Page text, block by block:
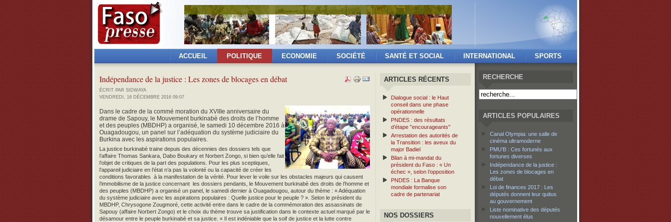
ACCUEIL POLITIQUE ECONOMIE SOCIÉTÉ SANTÉ ET SOCIAL INTERNATIONAL SPORTS
Indépendance de la justice : Les zones de blocages en débat
ÉCRIT PAR SIDWAYA
VENDREDI, 16 DÉCEMBRE 2016 09:07
Dans le cadre de la commé moration du XVIIIe anniversaire du
drame de Sapouy, le Mouvement burkinabè des droits de l’homme
et des peuples (MBDHP) a organisé, le samedi 10 décembre 2016 à
Ouagadougou, un panel sur l’adéquation du système judiciaire du
Burkina avec les aspirations populaires.
La justice burkinabè traine depuis des décennies des dossiers tels que
l’affaire Thomas Sankara, Dabo Boukary et Norbert Zongo, si bien qu’elle fait
l’objet de critiques de la part des populations. Pour les plus sceptiques,
l’appareil judiciaire en l’état n’a pas la volonté ou la capacité de créer les
conditions favorables à la manifestation de la vérité. Pour lever le voile sur les obstacles majeurs qui causent
l’immobilisme de la justice concernant les dossiers pendants, le Mouvement burkinabè des droits de l’homme et
des peuples (MBDHP) a organisé un panel, le samedi dernier à Ouagadougou, autour du thème : « Adéquation
du système judiciaire avec les aspirations populaires : Quelle justice pour le peuple ? ». Selon le président du
MBDHP, Chrysogone Zougmoré, cette activité entre dans le cadre de la commémoration des assassinats de
Sapouy (affaire Norbert Zongo) et le choix du thème trouve sa justification dans le contexte actuel marqué par le
désamour entre le peuple burkinabè et sa justice. « Il est indéniable que la soif de justice et la lutte contre
ARTICLES RÉCENTS
Dialogue social : le Haut
conseil dans une phase
opérationnelle
PNDES : des résultats
d’étape "encourageants"
Arrestation des autorités de
la Transition : les aveux du
major Badiel
Bilan à mi-mandat du
président du Faso : « Un
échec », selon l’opposition
PNDES : La Banque
mondiale formalise son
cadre de partenariat
NOS DOSSIERS
RECHERCHE
ARTICLES POPULAIRES
Canal Olympia: une salle de
cinéma ultramoderne
PMU’B : Ces fortunés aux
fortunes diverses
Indépendance de la justice :
Les zones de blocages en
débat
Loi de finances 2017 : Les
députés donnent leur quitus
au gouvernement
Liste nominative des députés
nouvellement élus